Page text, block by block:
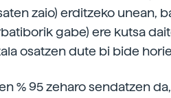
zaio) erditzeko unean,
gabe) ere kutsa
osatzen dute bi bide
% 95 zeharo sendatzen